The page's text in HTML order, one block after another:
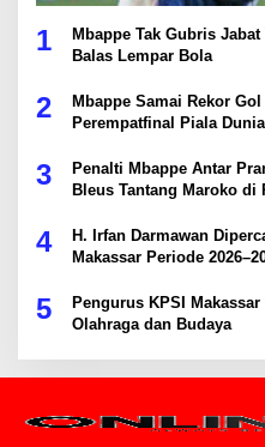
1
Mbappe Tak Gubris
Balas Lempar Bola
2
Mbappe Samai Rekor
Perempatfinal Piala
3
Penalti Mbappe Antar
Bleus Tantang Maroko di
4
H. Irfan Darmawan
Makassar Periode
5
Pengurus KPSI
Olahraga dan Budaya